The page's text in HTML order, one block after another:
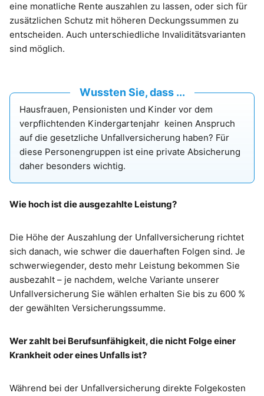
eine monatliche Rente auszahlen zu lassen, oder sich für
zusätzlichen Schutz mit höheren Deckungssummen zu
entscheiden. Auch unterschiedliche Invaliditätsvarianten
sind möglich.
Wussten Sie, dass ...
Hausfrauen, Pensionisten und Kinder vor dem
verpflichtenden Kindergartenjahr keinen Anspruch
auf die gesetzliche Unfallversicherung haben? Für
diese Personengruppen ist eine private Absicherung
daher besonders wichtig.
Wie hoch ist die ausgezahlte Leistung?
Die Höhe der Auszahlung der Unfallversicherung richtet
sich danach, wie schwer die dauerhaften Folgen sind. Je
schwerwiegender, desto mehr Leistung bekommen Sie
ausbezahlt – je nachdem, welche Variante unserer
Unfallversicherung Sie wählen erhalten Sie bis zu 600 %
der gewählten Versicherungssumme.
Wer zahlt bei Berufsunfähigkeit, die nicht Folge einer
Krankheit oder eines Unfalls ist?
Während bei der Unfallversicherung direkte Folgekosten